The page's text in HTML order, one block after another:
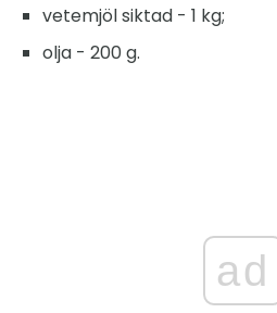
vetemjöl siktad - 1 kg;
olja - 200 g.
ad